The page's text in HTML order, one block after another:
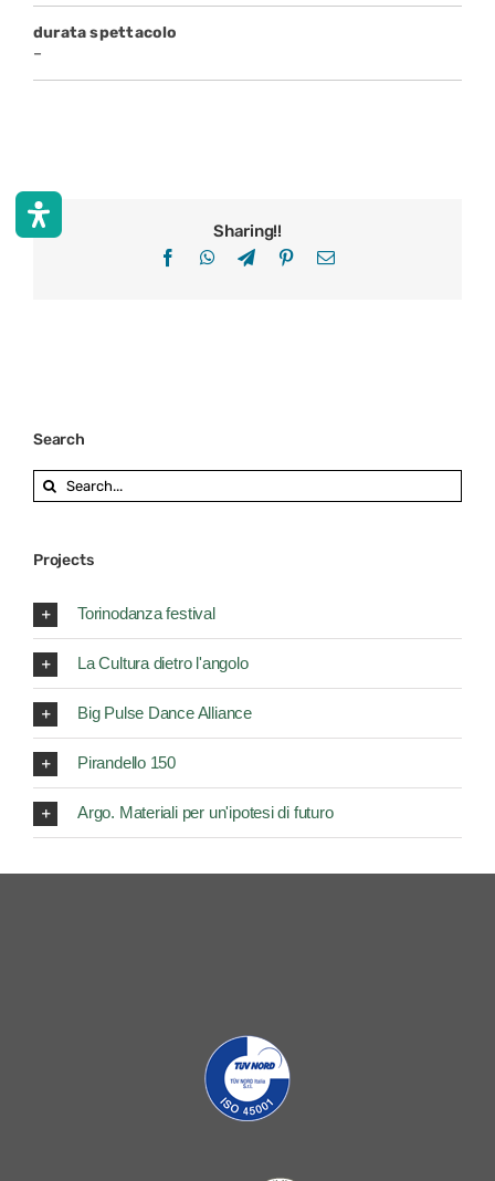
durata spettacolo
–
Sharing!!
FacebookWhatsApp
TelegramPinterestEmail
Search
Search
for:
Projects
Torinodanza festival
La Cultura dietro l'angolo
Big Pulse Dance Alliance
Pirandello 150
Argo. Materiali per un'ipotesi di futuro